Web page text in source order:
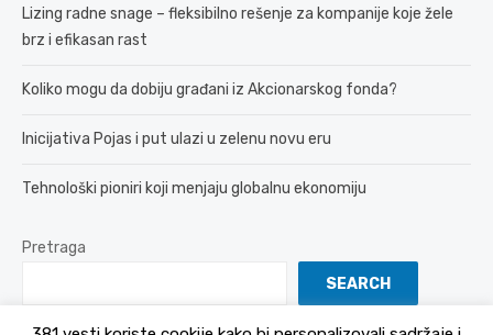
Lizing radne snage – fleksibilno rešenje za kompanije koje žele
brz i efikasan rast
Koliko mogu da dobiju građani iz Akcionarskog fonda?
Inicijativa Pojas i put ulazi u zelenu novu eru
Tehnološki pioniri koji menjaju globalnu ekonomiju
Pretraga
SEARCH